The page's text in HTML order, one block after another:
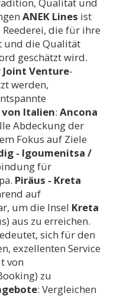
Qualität und
ANEK Lines ist
die für ihre
und die Qualität
geschätzt wird.
Joint Venture-
werden,
Italien: Ancona
Abdeckung der
Fokus auf Ziele
- Igoumenitsa /
für
Piräus - Kreta
auf
um die Insel Kreta
aus zu erreichen.
sich für den
exzellenten Service
von
zu
: Vergleichen